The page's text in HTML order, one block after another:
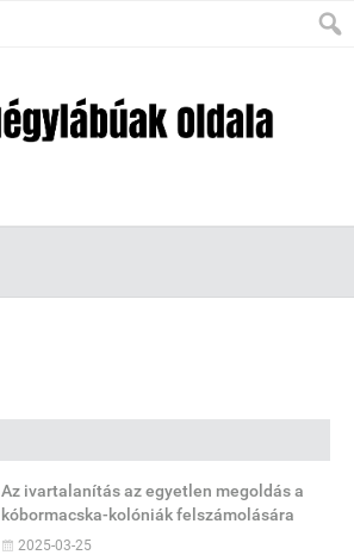
Az ivartalanítás az egyetlen megoldás a
kóbormacska-kolóniák felszámolására
2025-03-25